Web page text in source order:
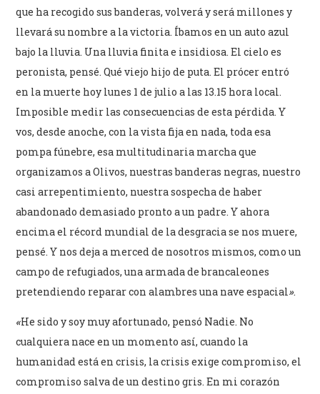
que ha recogido sus banderas, volverá y será millones y
llevará su nombre a la victoria. Íbamos en un auto azul
bajo la lluvia. Una lluvia finita e insidiosa. El cielo es
peronista, pensé. Qué viejo hijo de puta. El prócer entró
en la muerte hoy lunes 1 de julio a las 13.15 hora local.
Imposible medir las consecuencias de esta pérdida. Y
vos, desde anoche, con la vista fija en nada, toda esa
pompa fúnebre, esa multitudinaria marcha que
organizamos a Olivos, nuestras banderas negras, nuestro
casi arrepentimiento, nuestra sospecha de haber
abandonado demasiado pronto a un padre. Y ahora
encima el récord mundial de la desgracia se nos muere,
pensé. Y nos deja a merced de nosotros mismos, como un
campo de refugiados, una armada de brancaleones
pretendiendo reparar con alambres una nave espacial».
«He sido y soy muy afortunado, pensó Nadie. No
cualquiera nace en un momento así, cuando la
humanidad está en crisis, la crisis exige compromiso, el
compromiso salva de un destino gris. En mi corazón